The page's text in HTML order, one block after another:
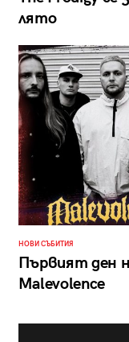
лято
НОВИ СЪБИТИЯ
Първият ден
Malevolence